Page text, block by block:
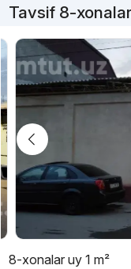
Tavsif 8-
8-xonalar uy 1 m²